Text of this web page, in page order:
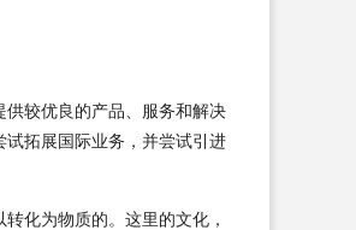
较优良的产品、服务和解决
拓展国际业务，并尝试引进
化为物质的。这里的文化，